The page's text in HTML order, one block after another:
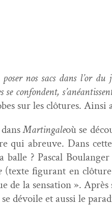
pos­er nos sacs dans l’or du
se con­fondent,
sur les clô­tures. Ain­si
Mar­tin­galeoù se
qui abreuve. Dans
? Pas­cal
(texte fig­u­rant en
la sen­sa­tion ».
dévoile et aus­si le